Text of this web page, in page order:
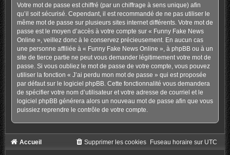
Votre mot de passe est chiffré (par un chiffrage à sens unique) afin
qu’il soit sécurisé. Cependant, il est recommandé de ne pas utiliser le
même mot de passe sur plusieurs sites internet différents. Votre mot de
passe est le moyen d’accès à votre compte sur « Funny Fake News
Online », veillez donc à le conservez précieusement. En aucun cas
une personne affiliée à « Funny Fake News Online », à phpBB ou à un
site de tierce partie ne peut vous demander légitimement votre mot de
passe. Si vous oubliez le mot de passe de votre compte, vous pouvez
utiliser la fonction « J’ai perdu mon mot de passe » qui est proposée
par défaut sur le logiciel phpBB. Cette fonctionnalité vous demandera
de spécifier votre nom d’utilisateur et votre adresse de courriel et le
logiciel phpBB générera alors un nouveau mot de passe afin que vous
puissiez reprendre le contrôle de votre compte.
Accueil Fuseau horaire sur UTC
Supprimer les cookies